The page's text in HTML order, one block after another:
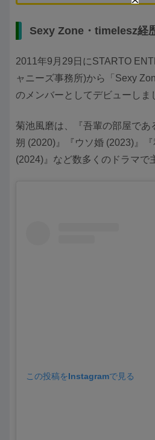
Sexy Zone・timelesz経
2011年9月29日にSTARTO
ャニーズ事務所)から「Sexy
のメンバーとしてデビューしま
菊池風磨は、『吾輩の部屋であ
朔 (2020)』『ウソ婚 (2023)』
(2024)』など数多くのドラマで
この投稿をInstagramで見る